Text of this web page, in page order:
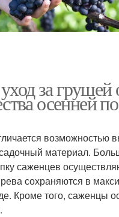
за
осенней
возможностью
материал.
саженцев
сохраняются в
Кроме того, саженцы